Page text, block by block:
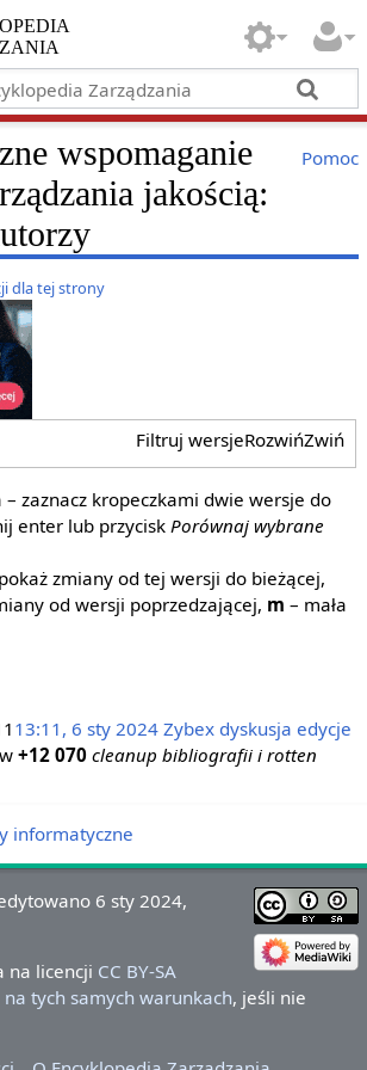
Pomoc
wspomaganie
jakością:
dla tej strony
Filtruj wersjeRozwińZwiń
zaznacz kropeczkami dwie wersje do
enter lub przycisk Porównaj wybrane
zmiany od tej wersji do bieżącej,
od wersji poprzedzającej, m – mała
13:11, 6 sty 2024 ‎Zybex dyskusja edycje
+12 070 ‎cleanup bibliografii i rotten
informatyczne
6 sty 2024,
na licencji CC BY-SA
tych samych warunkach, jeśli nie